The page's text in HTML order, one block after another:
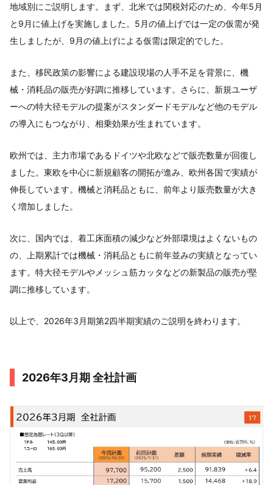
地域別にご説明します。まず、北米では関税対応のため、今年5月
と9月に値上げを実施しました。5月の値上げでは一定の仮需が発
生しましたが、9月の値上げによる仮需は限定的でした。
また、移民政策の影響による建設現場の人手不足を背景に、機
械・消耗品の販売が好調に推移しています。さらに、新規ユーザ
ーへの特大径モデルの提案がスタンダードモデルなど他のモデル
の導入にもつながり、相乗効果が生まれています。
欧州では、主力市場であるドイツや北欧などで販売数量が回復し
ました。東欧を中心に新規顧客の開拓が進み、欧州各国で実績が
伸長しています。機械と消耗品ともに、前年より販売数量が大き
く増加しました。
次に、国内では、着工床面積の減少など外部環境はよくないもの
の、上期累計では機械・消耗品ともに前年並みの実績となってい
ます。特大径モデルやメッシュ筋カッタなどの新製品の販売が堅
調に推移しています。
以上で、2026年3月期第2四半期実績のご説明を終わります。
2026年3月期 全社計画